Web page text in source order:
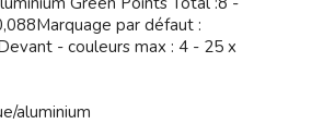
par défaut :
- couleurs max : 4 - 25 x
aluminium